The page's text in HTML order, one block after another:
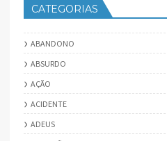
CATEGORIAS
ABANDONO
ABSURDO
AÇÃO
ACIDENTE
ADEUS